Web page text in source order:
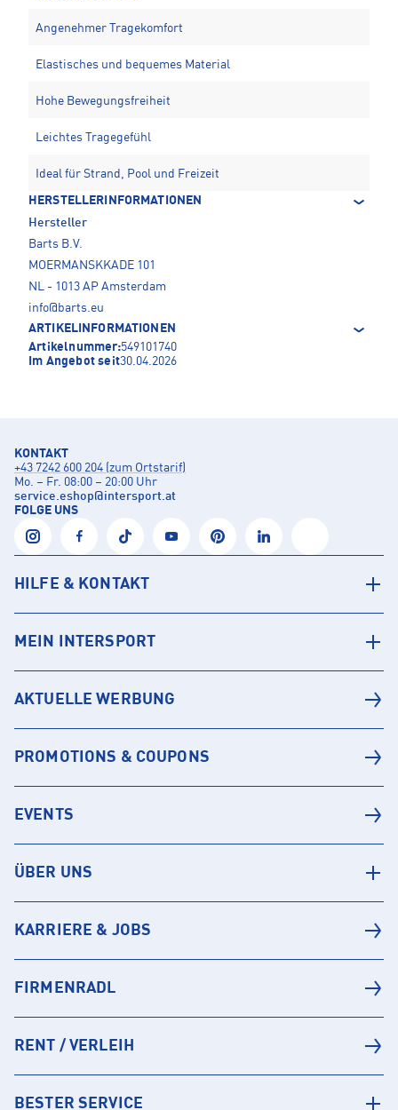
Angenehmer Tragekomfort
Elastisches und bequemes Material
Hohe Bewegungsfreiheit
Leichtes Tragegefühl
Ideal für Strand, Pool und Freizeit
HERSTELLERINFORMATIONEN
Hersteller
Barts B.V.
MOERMANSKKADE 101
NL - 1013 AP Amsterdam
info@barts.eu
ARTIKELINFORMATIONEN
Artikelnummer:549101740
Im Angebot seit30.04.2026
KONTAKT
+43 7242 600 204 (zum Ortstarif)
Mo. – Fr. 08:00 – 20:00 Uhr
service.eshop@intersport.at
FOLGE UNS
HILFE & KONTAKT
MEIN INTERSPORT
AKTUELLE WERBUNG
PROMOTIONS & COUPONS
EVENTS
ÜBER UNS
KARRIERE & JOBS
FIRMENRADL
RENT / VERLEIH
BESTER SERVICE